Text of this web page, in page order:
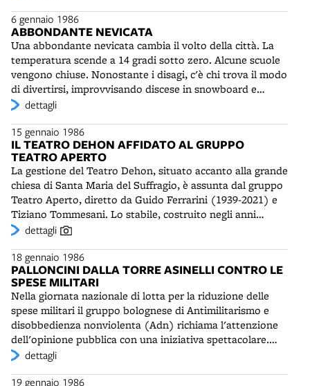
dello sport (1970) e la ristrutturazione del cimitero del
Piratello (dal 1975). A Bologna è autore dei Grandi
Magazzini Omnia (1960, assieme all‘arch. Zacchiroli),
della sede del Monte dei Paschi di Siena in via Rizzoli
(1963) e della chiesa parrocchiale di San Cristoforo
Martire in Licia (1971-73).
Verdi (regia di Luca Ronconi). Al giovane maestro
milanese verranno riconosciuti dagli stessi orchestrali
grande coerenza e rigore e una messa a punto fatta con
lo studio continuo e sistematico delle varie parti. Con il
sovrintendente Carlo Fontana darà vita fino al 1993 a
stagioni ricche di opere e concerti, che rilanceranno
l'orchestra a livello internazionale, anche grazie a
notevoli incisioni discografiche. La compagine sarà
presente a importanti rassegne quali l’Holland Festival di
Amsterdam e il Rossini Opera Festival di Pesaro, fino alla
trionfale tournée in Giappone del 1993. Chailly rivelerà
tra l'altro una conoscenza non comune del repertorio
tedesco. Affronterà, ad esempio, l'integrale di Bruckner,
culminante nell'imponente Quinta Sinfonia, di complessa
e difficile esecuzione. A coronamento della sua
esperienza bolognese sarà la Tetralogia di Wagner, con le
scenografie di Pier'Alli.
6 gennaio 1986
ABBONDANTE NEVICATA
Una abbondante nevicata cambia il volto della città. La
temperatura scende a 14 gradi sotto zero. Alcune scuole
vengono chiuse. Nonostante i disagi, c'è chi trova il modo
di divertirsi, improvvisando discese in snowboard e
slittino giù per la collina di San Luca.
dettagli
15 gennaio 1986
IL TEATRO DEHON AFFIDATO AL GRUPPO
TEATRO APERTO
La gestione del Teatro Dehon, situato accanto alla grande
chiesa di Santa Maria del Suffragio, è assunta dal gruppo
Teatro Aperto, diretto da Guido Ferrarini (1939-2021) e
Tiziano Tommesani. Lo stabile, costruito negli anni
Cinquanta nel quartiere Cirenaica, su progetto
Completamente ristrutturato da Teatro Aperto, ospiterà
negli anni le maggiori compagnie italiane e straniere e
spesso commedie in dialetto bolognese.
dettagli
18 gennaio 1986
PALLONCINI DALLA TORRE ASINELLI CONTRO LE
SPESE MILITARI
Nella giornata nazionale di lotta per la riduzione delle
spese militari il gruppo bolognese di Antimilitarismo e
disobbedienza nonviolenta (Adn) richiama l'attenzione
dell'opinione pubblica con una iniziativa spettacolare.
Dalla torre Asinelli vengono lanciati migliaia di volantini e
strade del centro viene propagandata la necessità di
dettagli
19 gennaio 1986